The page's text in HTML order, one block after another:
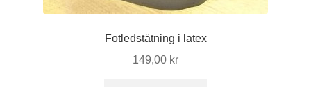
Fotledstätning i latex
149,00 kr